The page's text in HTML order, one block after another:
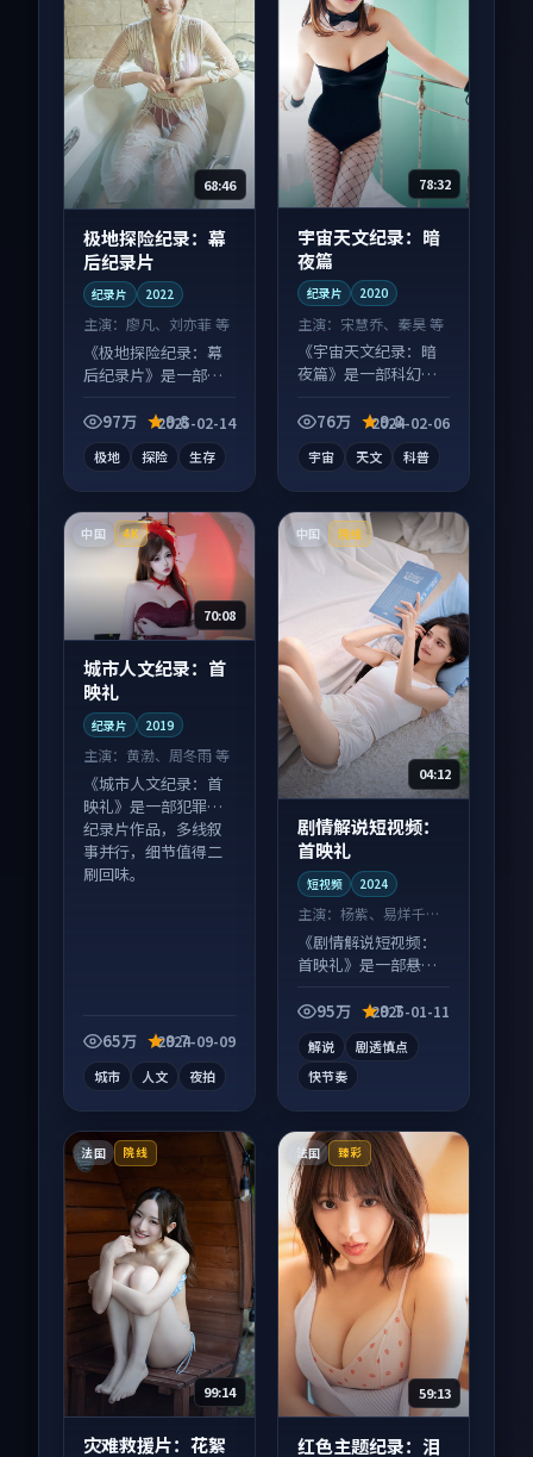
68:46
极地探险纪录：幕
后纪录片
纪录片 2022
主演： 廖凡、刘亦菲 等
《极地探险纪录：幕
后纪录片》是一部冒
尾彩蛋别错过，字幕
97万 9.8
2025-02-14
极地 探险 生存
78:32
宇宙天文纪录：暗
夜篇
纪录片 2020
主演： 宋慧乔、秦昊 等
《宇宙天文纪录：暗
夜篇》是一部科幻向
凑信息量大，适合沉
76万 9.8
2024-02-06
宇宙 天文 科普
中国 4K
70:08
城市人文纪录：首
映礼
纪录片 2019
主演： 黄渤、周冬雨 等
《城市人文纪录：首
映礼》是一部犯罪向
纪录片作品，多线叙
事并行，细节值得二
刷回味。
65万 9.7
2024-09-09
城市 人文 夜拍
中国 院线
04:12
剧情解说短视频：
首映礼
短视频 2024
主演：杨紫、易烊千玺
等
《剧情解说短视频：
首映礼》是一部悬疑
元素齐全，观感爽快
95万 9.7
2025-01-11
解说
剧透慎点
快节奏
法国 院线
99:14
灾难救援片：花絮
法国 臻彩
59:13
红色主题纪录：泪